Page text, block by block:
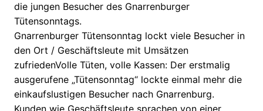
die jungen Besucher des Gnarrenburger
Tütensonntags.
Gnarrenburger Tütensonntag lockt viele Besucher in
den Ort / Geschäftsleute mit Umsätzen
zufriedenVolle Tüten, volle Kassen: Der erstmalig
ausgerufene „Tütensonntag“ lockte einmal mehr die
einkaufslustigen Besucher nach Gnarrenburg.